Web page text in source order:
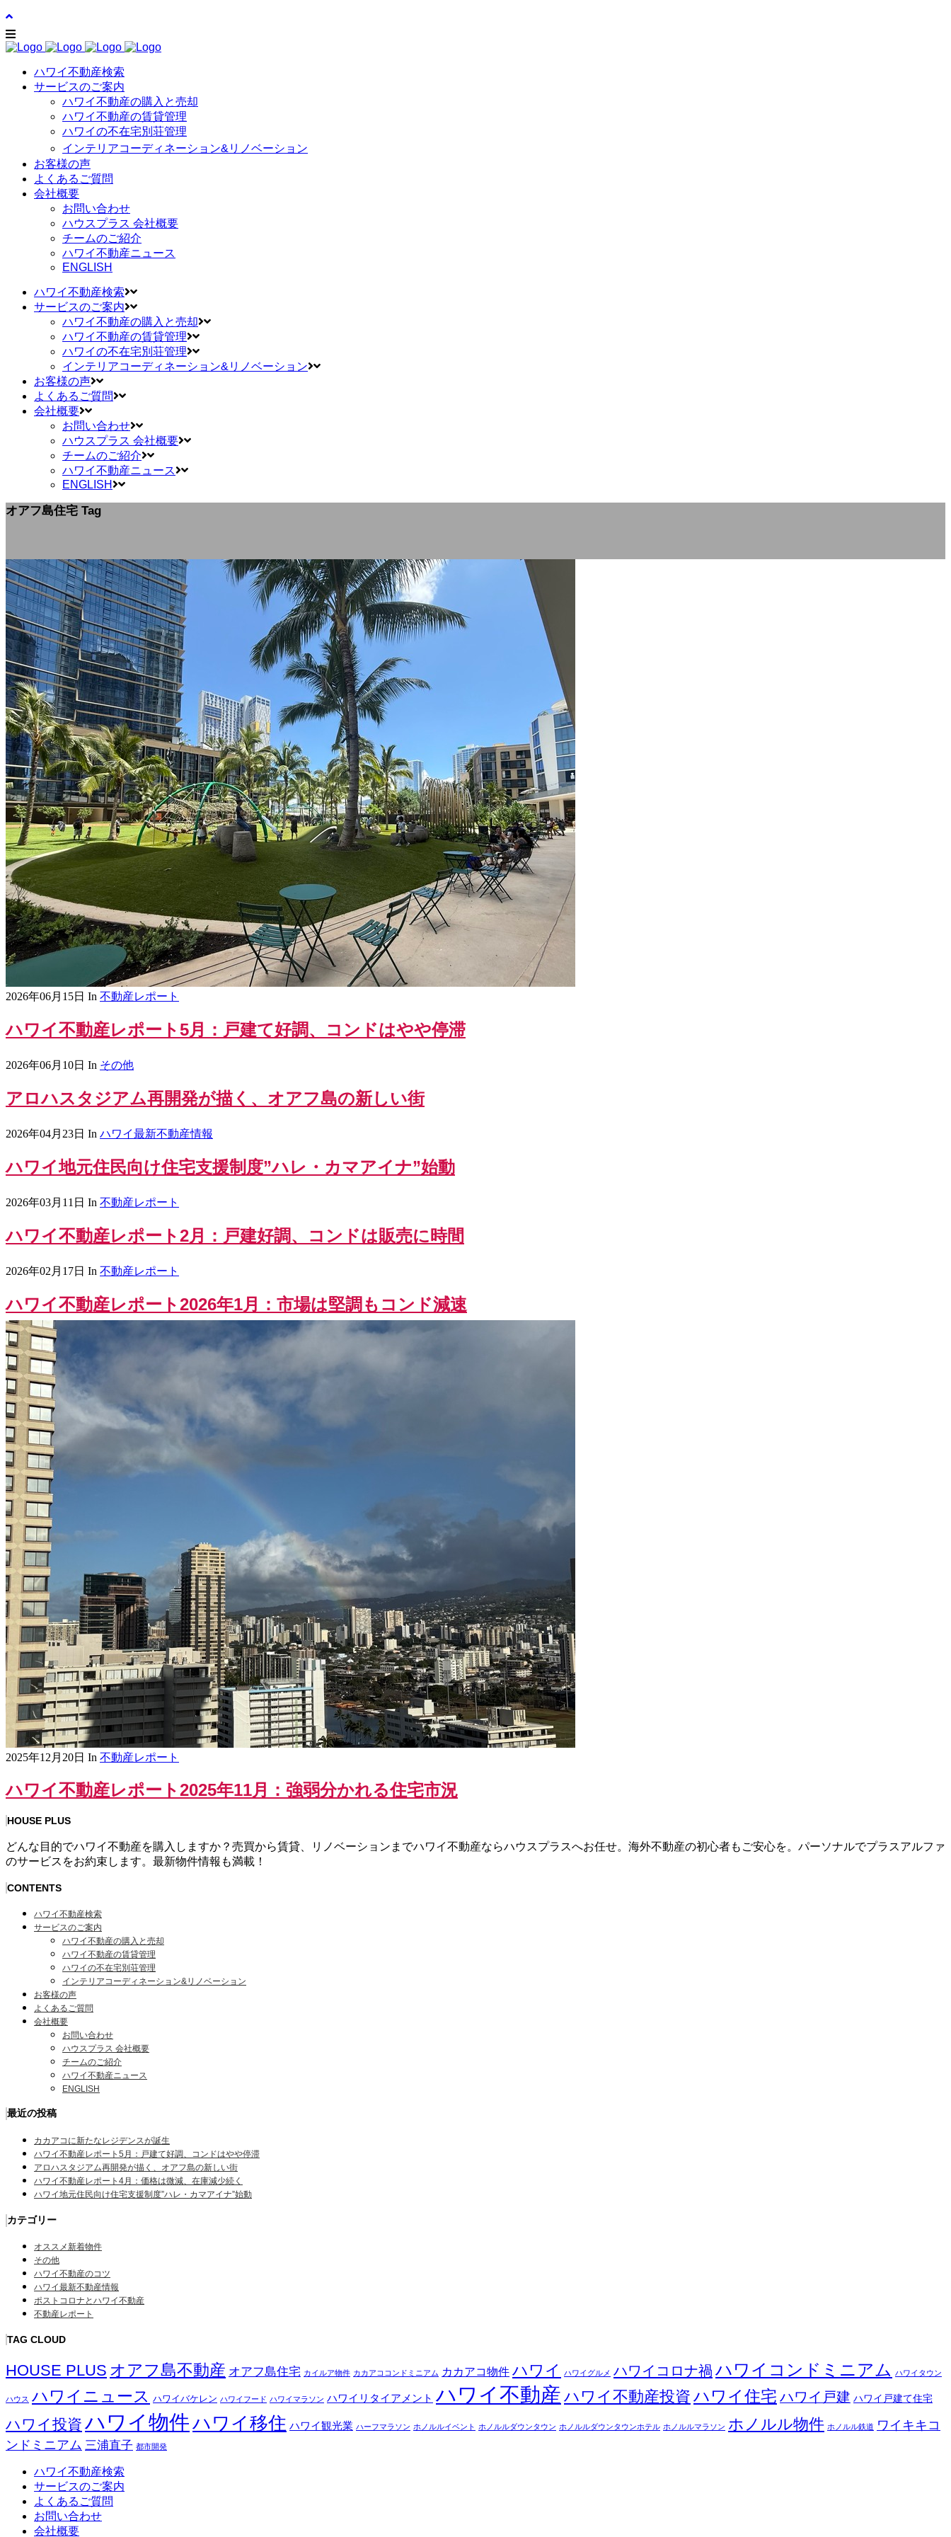
ハワイ不動産検索
サービスのご案内
ハワイ不動産の購入と売却
ハワイ不動産の賃貸管理
ハワイの不在宅別荘管理
インテリアコーディネーション&リノベーション
お客様の声
よくあるご質問
会社概要
お問い合わせ
ハウスプラス 会社概要
チームのご紹介
ハワイ不動産ニュース
ENGLISH
ハワイ不動産検索
サービスのご案内
ハワイ不動産の購入と売却
ハワイ不動産の賃貸管理
ハワイの不在宅別荘管理
インテリアコーディネーション&リノベーション
お客様の声
よくあるご質問
会社概要
お問い合わせ
ハウスプラス 会社概要
チームのご紹介
ハワイ不動産ニュース
ENGLISH
オアフ島住宅 Tag
2026年06月15日 In 不動産レポート
ハワイ不動産レポート5月：戸建て好調、コンドはやや停滞
2026年06月10日 In その他
アロハスタジアム再開発が描く、オアフ島の新しい街
2026年04月23日 In ハワイ最新不動産情報
ハワイ地元住民向け住宅支援制度”ハレ・カマアイナ”始動
2026年03月11日 In 不動産レポート
ハワイ不動産レポート2月：戸建好調、コンドは販売に時間
2026年02月17日 In 不動産レポート
ハワイ不動産レポート2026年1月：市場は堅調もコンド減速
2025年12月20日 In 不動産レポート
ハワイ不動産レポート2025年11月：強弱分かれる住宅市況
HOUSE PLUS
どんな目的でハワイ不動産を購入しますか？売買から賃貸、リノベーションまでハワイ不動産ならハウスプラスへお任せ。海外不動産の初心者もご安心を。パーソナルでプラスアルファ
のサービスをお約束します。最新物件情報も満載！
CONTENTS
ハワイ不動産検索
サービスのご案内
ハワイ不動産の購入と売却
ハワイ不動産の賃貸管理
ハワイの不在宅別荘管理
インテリアコーディネーション&リノベーション
お客様の声
よくあるご質問
会社概要
お問い合わせ
ハウスプラス 会社概要
チームのご紹介
ハワイ不動産ニュース
ENGLISH
最近の投稿
カカアコに新たなレジデンスが誕生
ハワイ不動産レポート5月：戸建て好調、コンドはやや停滞
アロハスタジアム再開発が描く、オアフ島の新しい街
ハワイ不動産レポート4月：価格は微減、在庫減少続く
ハワイ地元住民向け住宅支援制度”ハレ・カマアイナ”始動
カテゴリー
オススメ新着物件
その他
ハワイ不動産のコツ
ハワイ最新不動産情報
ポストコロナとハワイ不動産
不動産レポート
TAG CLOUD
HOUSE PLUS オアフ島不動産 オアフ島住宅 カイルア物件 カカアココンドミニアム カカアコ物件 ハワイ ハワイグルメ ハワイコロナ禍 ハワイコンドミニアム ハワイタウン
ハウス ハワイニュース ハワイバケレン ハワイフード ハワイマラソン ハワイリタイアメント ハワイ不動産 ハワイ不動産投資 ハワイ住宅 ハワイ戸建 ハワイ戸建て住宅
ハワイ投資 ハワイ物件ハワイ移住 ハワイ観光業 ハーフマラソン ホノルルイベント ホノルルダウンタウン ホノルルダウンタウンホテル ホノルルマラソン ホノルル物件 ホノルル鉄道 ワイキキコ
ンドミニアム 三浦直子 都市開発
ハワイ不動産検索
サービスのご案内
よくあるご質問
お問い合わせ
会社概要